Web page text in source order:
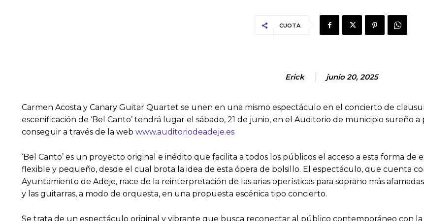
CUOTA
Erick junio 20, 2025
Carmen Acosta y Canary Guitar Quartet se unen en una mismo espectáculo en el concierto de
escenificación de ‘Bel Canto’ tendrá lugar el sábado, 21 de junio, en el Auditorio de municipio sureño
conseguir a través de la web www.auditoriodeadeje.es
‘Bel Canto’ es un proyecto original e inédito que facilita a todos los públicos el acceso a esta forma
flexible y pequeño, desde el cual brota la idea de esta ópera de bolsillo. El espectáculo, que cuenta
Ayuntamiento de Adeje, nace de la reinterpretación de las arias operísticas para soprano más
y las guitarras, a modo de orquesta, en una propuesta escénica tipo concierto.
Se trata de un espectáculo original y vibrante que busca reconectar al público contemporáneo con la